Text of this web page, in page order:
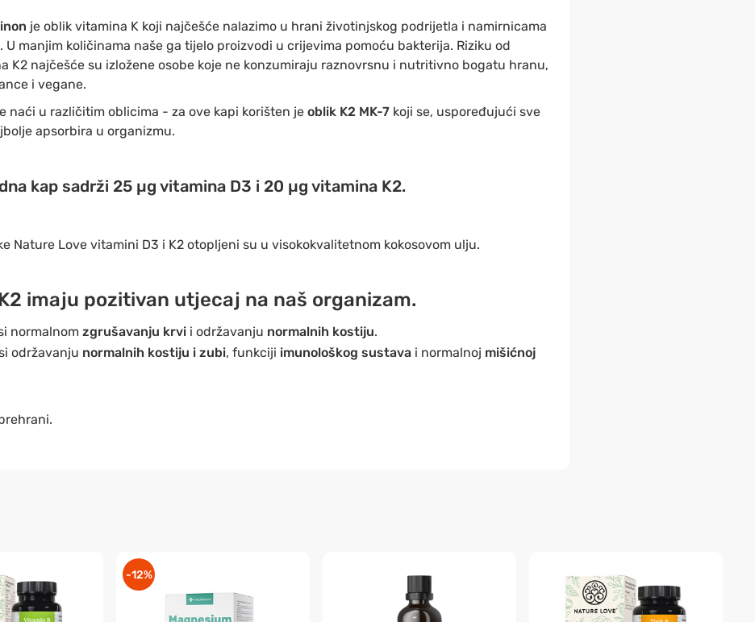
je oblik vitamina K koji najčešće nalazimo u hrani životinjskog podrijetla i namirnicama
U manjim količinama naše ga tijelo proizvodi u crijevima pomoću bakterija. Riziku od
K2 najčešće su izložene osobe koje ne konzumiraju raznovrsnu i nutritivno bogatu hranu,
i vegane.
naći u različitim oblicima - za ove kapi korišten je oblik K2 MK-7 koji se, uspoređujući sve
apsorbira u organizmu.
kap sadrži 25 µg vitamina D3 i 20 µg vitamina K2.
Nature Love vitamini D3 i K2 otopljeni su u visokokvalitetnom kokosovom ulju.
imaju pozitivan utjecaj na naš organizam.
normalnom zgrušavanju krvi i održavanju normalnih kostiju.
održavanju normalnih kostiju i zubi, funkciji imunološkog sustava i normalnoj mišićnoj
-12%